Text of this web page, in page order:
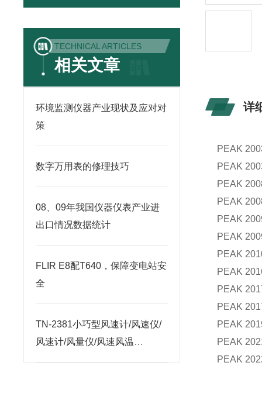
TECHNICAL ARTICLES
相关文章
环境监测仪器产业现状及应对对
策
数字万用表的修理技巧
08、09年我国仪器仪表产业进
出口情况数据统计
FLIR E8配T640，保障变电站安
全
TN-2381小巧型风速计/风速仪/
风速计/风量仪/风速风温
详
PEAK
PEAK
PEAK
PEAK
PEAK
PEAK
PEAK
PEAK
PEAK
PEAK
PEAK
PEAK
PEAK